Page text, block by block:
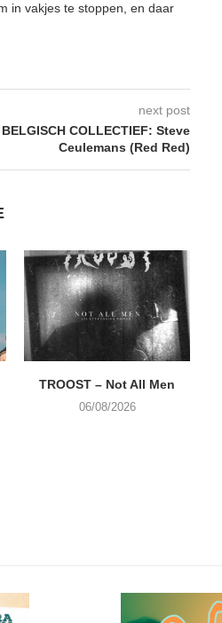
in vakjes te stoppen, en daar
next post
BELGISCH COLLECTIEF: Steve
Ceulemans (Red Red)
TROOST – Not All Men
06/08/2026